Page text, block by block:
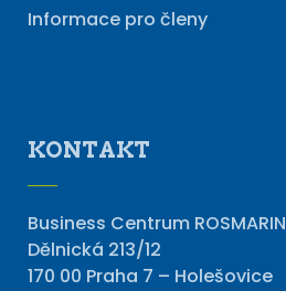
Informace pro členy
KONTAKT
Business Centrum ROSMARIN
Dělnická 213/12
170 00 Praha 7 – Holešovice